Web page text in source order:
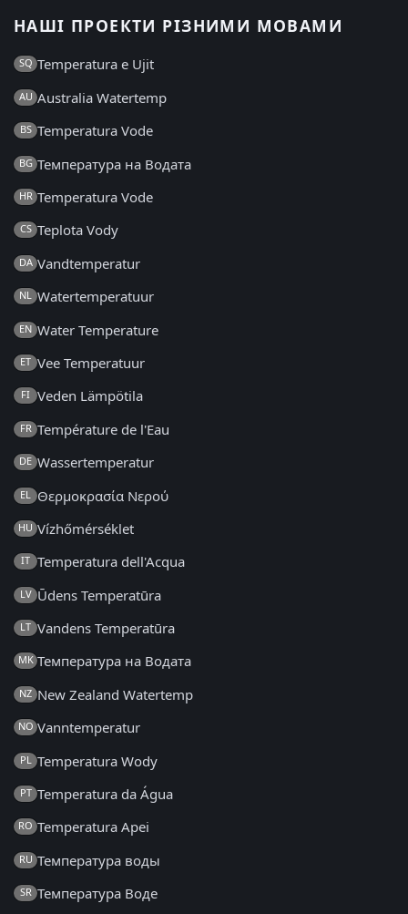
НАШІ ПРОЕКТИ РІЗНИМИ МОВАМИ
SQ Temperatura e Ujit
AU Australia Watertemp
BS Temperatura Vode
BG Температура на Водата
HR Temperatura Vode
CS Teplota Vody
DA Vandtemperatur
NL Watertemperatuur
EN Water Temperature
ET Vee Temperatuur
FI Veden Lämpötila
FR Température de l'Eau
DE Wassertemperatur
EL Θερμοκρασία Νερού
HU Vízhőmérséklet
IT Temperatura dell'Acqua
LV Ūdens Temperatūra
LT Vandens Temperatūra
MK Температура на Водата
NZ New Zealand Watertemp
NO Vanntemperatur
PL Temperatura Wody
PT Temperatura da Água
RO Temperatura Apei
RU Температура воды
SR Температура Воде